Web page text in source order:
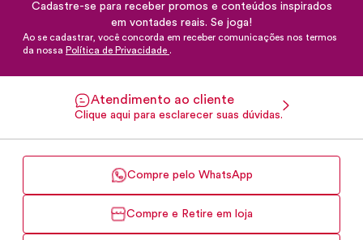
Cadastre-se para receber promos e conteúdos inspirados
em vontades reais. Se joga!
Ao se cadastrar, você concorda em receber comunicações nos termos
da nossa Política de Privacidade .
Atendimento ao cliente
Clique aqui para esclarecer suas dúvidas.
Compre pelo WhatsApp
Compre e Retire em loja